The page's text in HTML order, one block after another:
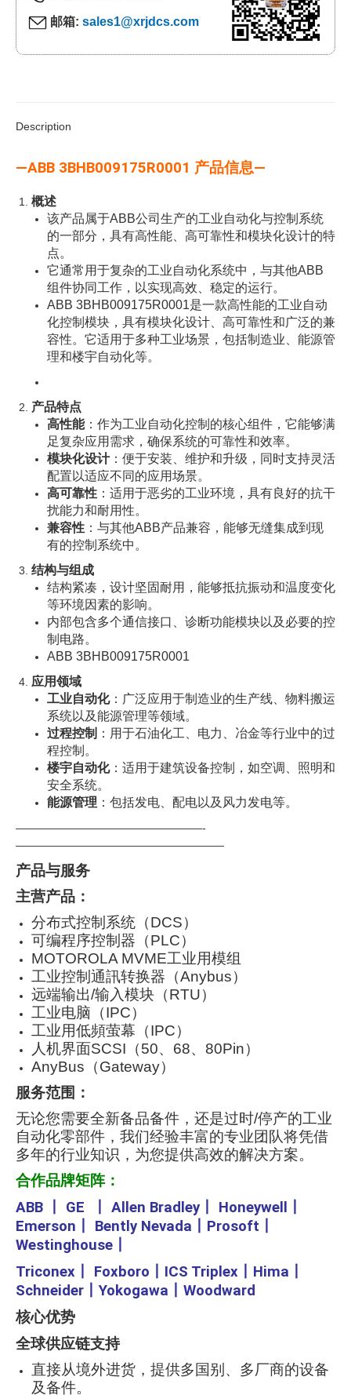
邮箱: sales1@xrjdcs.com
Description
—ABB 3BHB009175R0001 产品信息—
概述
该产品属于ABB公司生产的工业自动化与控制系统
的一部分，具有高性能、高可靠性和模块化设计的特
点。
它通常用于复杂的工业自动化系统中，与其他ABB
组件协同工作，以实现高效、稳定的运行。
ABB 3BHB009175R0001是一款高性能的工业自动
化控制模块，具有模块化设计、高可靠性和广泛的兼
容性。它适用于多种工业场景，包括制造业、能源管
理和楼宇自动化等。
产品特点
高性能：作为工业自动化控制的核心组件，它能够满
足复杂应用需求，确保系统的可靠性和效率。
模块化设计：便于安装、维护和升级，同时支持灵活
配置以适应不同的应用场景。
高可靠性 ：适用于恶劣的工业环境，具有良好的抗干
扰能力和耐用性。
兼容性 ：与其他ABB产品兼容，能够无缝集成到现
有的控制系统中。
结构与组成
结构紧凑，设计坚固耐用，能够抵抗振动和温度变化
等环境因素的影响。
内部包含多个通信接口、诊断功能模块以及必要的控
制电路。
ABB 3BHB009175R0001
应用领域
工业自动化：广泛应用于制造业的生产线、物料搬运
系统以及能源管理等领域。
过程控制 ：用于石油化工、电力、冶金等行业中的过
程控制。
楼宇自动化：适用于建筑设备控制，如空调、照明和
安全系统。
能源管理 ：包括发电、配电以及风力发电等。
—————————————————-
———————————————————
产品与服务
主营产品：
分布式控制系统（DCS）
可编程序控制器（PLC）
MOTOROLA MVME工业用模组
工业控制通訊转换器（Anybus）
远端输出/输入模块（RTU）
工业电脑（IPC）
工业用低頻萤幕（IPC）
人机界面SCSI（50、68、80Pin）
AnyBus（Gateway）
服务范围：
无论您需要全新备品备件，还是过时/停产的工业
自动化零部件，我们经验丰富的专业团队将凭借
多年的行业知识，为您提供高效的解决方案。
合作品牌矩阵：
ABB GE Allen Bradley Honeywell
Emerson
Bently Nevada Prosoft
Westinghouse
Triconex
Foxboro ICS Triplex Hima
Schneider 丨Yokogawa
Woodward
核心优势
全球供应链支持
直接从境外进货，提供多国别、多厂商的设备
及备件。